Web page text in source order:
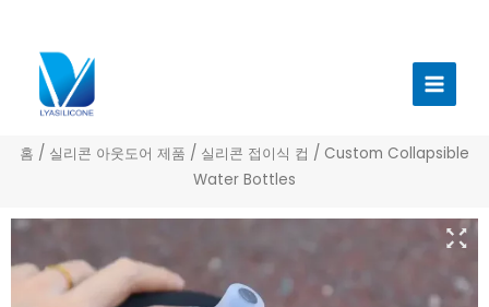
인
뉴
홈 / 실리콘 아웃도어 제품 / 실리콘 접이식 컵 / Custom Collapsible
Water Bottles